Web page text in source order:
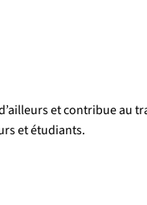
et contribue au
et étudiants.